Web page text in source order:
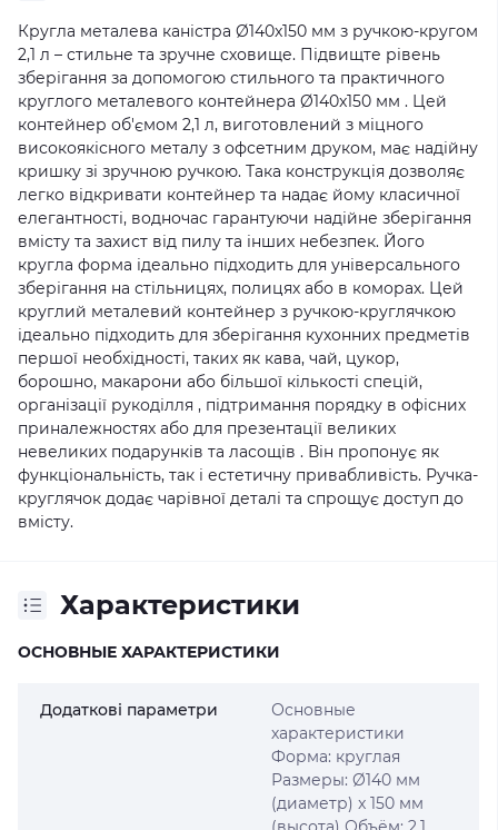
Кругла металева каністра Ø140x150 мм з ручкою-кругом
2,1 л – стильне та зручне сховище. Підвищте рівень
зберігання за допомогою стильного та практичного
круглого металевого контейнера Ø140x150 мм . Цей
контейнер об'ємом 2,1 л, виготовлений з міцного
високоякісного металу з офсетним друком, має надійну
кришку зі зручною ручкою. Така конструкція дозволяє
легко відкривати контейнер та надає йому класичної
елегантності, водночас гарантуючи надійне зберігання
вмісту та захист від пилу та інших небезпек. Його
кругла форма ідеально підходить для універсального
зберігання на стільницях, полицях або в коморах. Цей
круглий металевий контейнер з ручкою-круглячкою
ідеально підходить для зберігання кухонних предметів
першої необхідності, таких як кава, чай, цукор,
борошно, макарони або більшої кількості спецій,
організації рукоділля , підтримання порядку в офісних
приналежностях або для презентації великих
невеликих подарунків та ласощів . Він пропонує як
функціональність, так і естетичну привабливість. Ручка-
круглячок додає чарівної деталі та спрощує доступ до
вмісту.
Характеристики
ОСНОВНЫЕ ХАРАКТЕРИСТИКИ
Додаткові параметри
Основные
характеристики
Форма: круглая
Размеры: Ø140 мм
(диаметр) x 150 мм